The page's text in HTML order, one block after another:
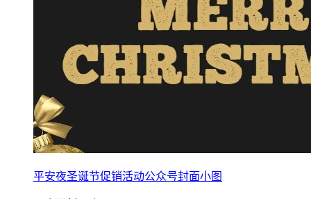
平安夜圣诞节促销活动公众号封面小图